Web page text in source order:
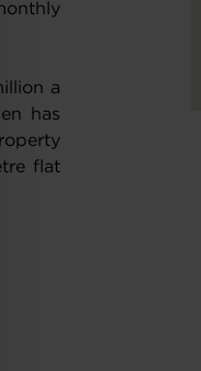
a
has
flat